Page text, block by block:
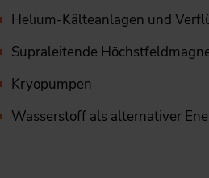
Helium-Kälteanlagen und
Supraleitende
Kryopumpen
Wasserstoff als alternativer